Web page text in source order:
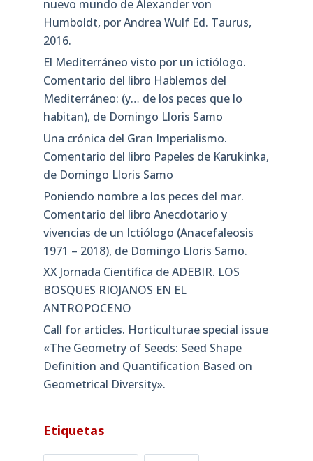
nuevo mundo de Alexander von
Humboldt, por Andrea Wulf Ed. Taurus,
2016.
El Mediterráneo visto por un ictiólogo.
Comentario del libro Hablemos del
Mediterráneo: (y… de los peces que lo
habitan), de Domingo Lloris Samo
Una crónica del Gran Imperialismo.
Comentario del libro Papeles de Karukinka,
de Domingo Lloris Samo
Poniendo nombre a los peces del mar.
Comentario del libro Anecdotario y
vivencias de un Ictiólogo (Anacefaleosis
1971 – 2018), de Domingo Lloris Samo.
XX Jornada Científica de ADEBIR. LOS
BOSQUES RIOJANOS EN EL
ANTROPOCENO
Call for articles. Horticulturae special issue
«The Geometry of Seeds: Seed Shape
Definition and Quantification Based on
Geometrical Diversity»​.
Etiquetas